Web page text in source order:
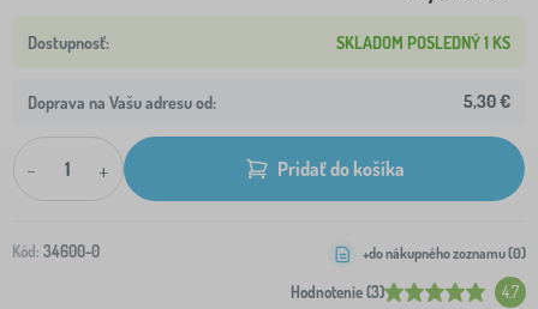
SKLADOM POSLEDNÝ 1 KS
Doprava na Vašu adresu od: 5,30 €
- + Pridať do košíka
Kód: 34600-0
Hodnotenie (3) 4.7
+do nákupného zoznamu (0)